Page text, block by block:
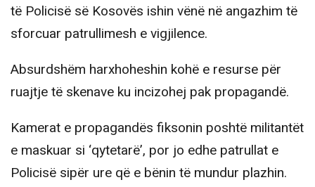
të Policisë së Kosovës ishin vënë në angazhim të
sforcuar patrullimesh e vigjilence.
Absurdshëm harxhoheshin kohë e resurse për
ruajtje të skenave ku incizohej pak propagandë.
Kamerat e propagandës fiksonin poshtë militantët
e maskuar si ‘qytetarë’, por jo edhe patrullat e
Policisë sipër ure që e bënin të mundur plazhin.